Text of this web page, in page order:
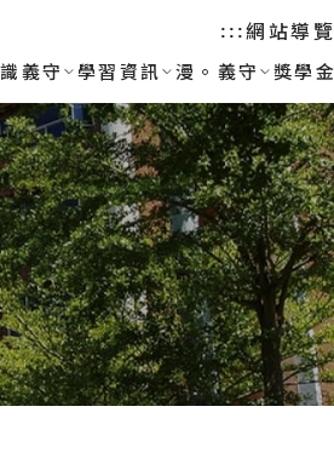
:::網站導覽
義守 學習資訊 漫。義守 獎學金